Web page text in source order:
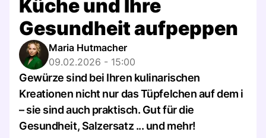
Küche und Ihre
Gesundheit aufpeppen
Maria Hutmacher
09.02.2026 - 15:00
Gewürze sind bei Ihren kulinarischen
Kreationen nicht nur das Tüpfelchen auf dem i
– sie sind auch praktisch. Gut für die
Gesundheit, Salzersatz ... und mehr!